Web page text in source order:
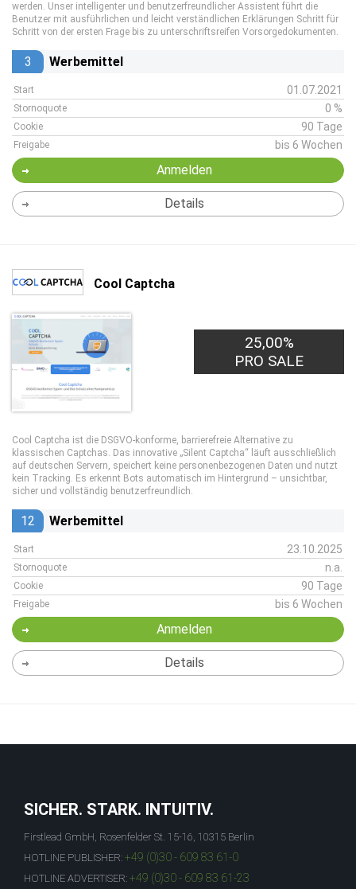
werden. Unser intelligenter und benutzerfreundlicher Assistent führt die
Benutzer mit ausführlichen und leicht verständlichen Erklärungen Schritt für
Schritt von der ersten Frage bis zu unterschriftsreifen Vorsorgedokumenten.
3 Werbemittel
Start 01.07.2021
Stornoquote 0 %
Cookie 90 Tage
Freigabe bis 6 Wochen
Anmelden
Details
Cool Captcha
25,00%
PRO SALE
Cool Captcha ist die DSGVO-konforme, barrierefreie Alternative zu
klassischen Captchas. Das innovative „Silent Captcha“ läuft ausschließlich
auf deutschen Servern, speichert keine personenbezogenen Daten und nutzt
kein Tracking. Es erkennt Bots automatisch im Hintergrund – unsichtbar,
sicher und vollständig benutzerfreundlich.
12 Werbemittel
Start 23.10.2025
Stornoquote n.a.
Cookie 90 Tage
Freigabe bis 6 Wochen
Anmelden
Details
SICHER. STARK. INTUITIV.
Firstlead GmbH, Rosenfelder St. 15-16, 10315 Berlin
HOTLINE PUBLISHER: +49 (0)30 - 609 83 61-0
HOTLINE ADVERTISER: +49 (0)30 - 609 83 61-23